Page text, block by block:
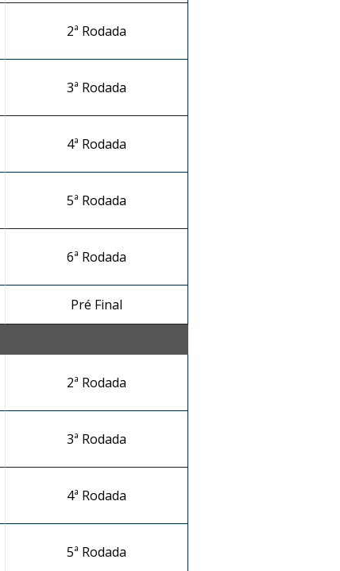
2ª Rodada
3ª Rodada
4ª Rodada
5ª Rodada
6ª Rodada
Pré Final
2ª Rodada
3ª Rodada
4ª Rodada
5ª Rodada